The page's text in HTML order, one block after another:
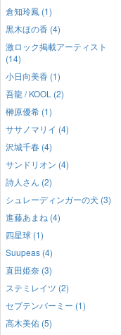
倉知玲鳳 (1)
黒木ほの香 (4)
激ロック掲載アーティスト
(14)
小日向美香 (1)
吾龍 / KOOL (2)
榊原優希 (1)
ササノマリイ (4)
沢城千春 (4)
サンドリオン (4)
詩人さん (2)
シュレーディンガーの犬 (3)
進藤あまね (4)
四星球 (1)
Suupeas (4)
直田姫奈 (3)
ステミレイツ (2)
セプテンバーミー (1)
高木美佑 (5)